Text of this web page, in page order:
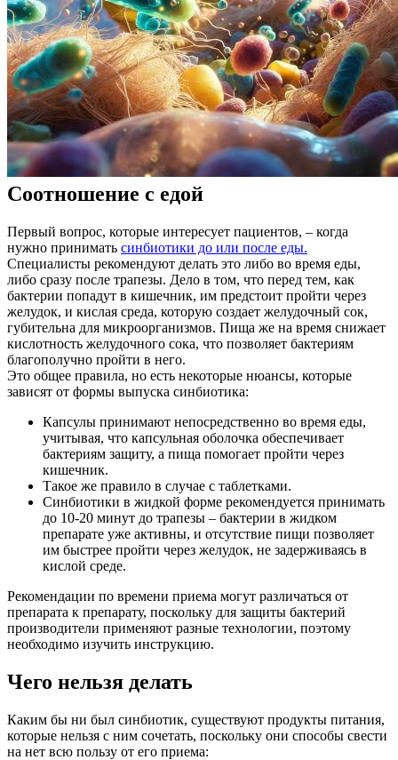
Соотношение с едой
Первый вопрос, которые интересует пациентов, – когда
нужно принимать синбиотики до или после еды.
Специалисты рекомендуют делать это либо во время еды,
либо сразу после трапезы. Дело в том, что перед тем, как
бактерии попадут в кишечник, им предстоит пройти через
желудок, и кислая среда, которую создает желудочный сок,
губительна для микроорганизмов. Пища же на время снижает
кислотность желудочного сока, что позволяет бактериям
благополучно пройти в него.
Это общее правила, но есть некоторые нюансы, которые
зависят от формы выпуска синбиотика:
Капсулы принимают непосредственно во время еды,
учитывая, что капсульная оболочка обеспечивает
бактериям защиту, а пища помогает пройти через
кишечник.
Такое же правило в случае с таблетками.
Синбиотики в жидкой форме рекомендуется принимать
до 10-20 минут до трапезы – бактерии в жидком
препарате уже активны, и отсутствие пищи позволяет
им быстрее пройти через желудок, не задерживаясь в
кислой среде.
Рекомендации по времени приема могут различаться от
препарата к препарату, поскольку для защиты бактерий
производители применяют разные технологии, поэтому
необходимо изучить инструкцию.
Чего нельзя делать
Каким бы ни был синбиотик, существуют продукты питания,
которые нельзя с ним сочетать, поскольку они способы свести
на нет всю пользу от его приема: